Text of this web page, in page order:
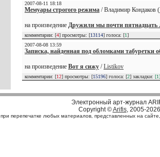
2007-08-11 18:18
Мемуары строгого режима / Владимир Кондаков (
на произведение Дружили мы почти пятнадцать
комментарии: [4] просмотры: [13114] голоса: [1]
2007-08-08 13:59
Записка, найденная под обломками табуретки
на произведение Вот я сижу /Listikov
комментарии: [12] просмотры: [15196] голоса: [2] закладки: [1]
Электронный арт-журнал
Copyright ©Arifis, 2005-2026
при перепечатке любых материалов, представленных на